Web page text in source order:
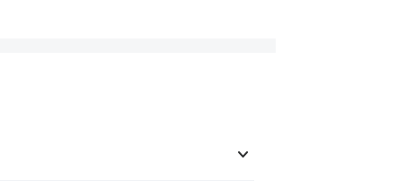
keyboard_arrow_down